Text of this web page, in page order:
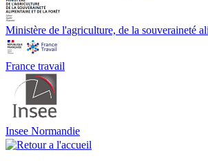
Ministère de l'agriculture, de la souveraineté
France travail
Insee Normandie